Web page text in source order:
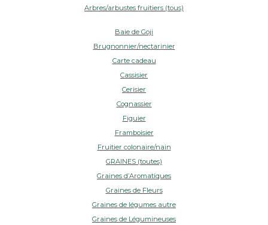
Arbres/arbustes fruitiers (tous)
Baie de Goji
Brugnonnier/nectarinier
Carte cadeau
Cassisier
Cerisier
Cognassier
Figuier
Framboisier
Fruitier colonaire/nain
GRAINES (toutes)
Graines d’Aromatiques
Graines de Fleurs
Graines de légumes autre
Graines de Légumineuses